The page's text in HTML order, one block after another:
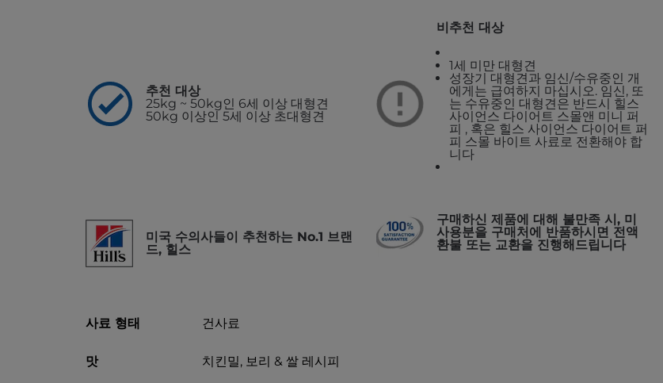
추천 대상
25kg ~ 50kg인 6세 이상 대형견
50kg 이상인 5세 이상 초대형견
비추천 대상
1세 미만 대형견
성장기 대형견과 임신/수유중인 개
에게는 급여하지 마십시오. 임신, 또
는 수유중인 대형견은 반드시 힐스
사이언스 다이어트 스몰앤 미니 퍼
피 , 혹은 힐스 사이언스 다이어트 퍼
피 스몰 바이트 사료로 전환해야 합
니다
미국 수의사들이 추천하는 No.1 브랜
드, 힐스
구매하신 제품에 대해 불만족 시, 미
사용분을 구매처에 반품하시면 전액
환불 또는 교환을 진행해드립니다
사료 형태 건사료
맛 치킨밀, 보리 & 쌀 레시피